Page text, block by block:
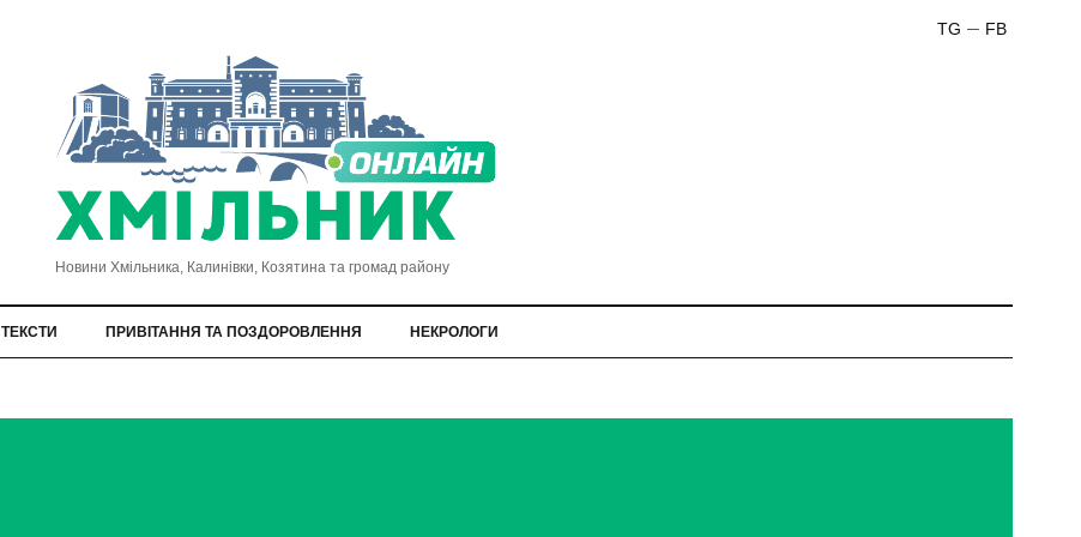
FB
TG
Новини Хмільника, Калинівки, Козятина та громад району
ТЕКСТИ ПРИВІТАННЯ ТА ПОЗДОРОВЛЕННЯ НЕКРОЛОГИ